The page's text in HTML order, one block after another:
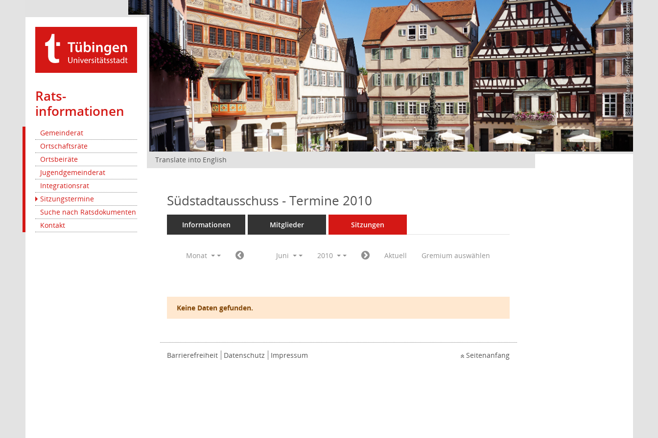
Rats­
informationen
Gemeinderat
Ortschaftsräte
Ortsbeiräte
Jugendgemeinderat
Integrationsrat
Sitzungstermine
Suche nach Ratsdokumenten
Kontakt
Bild: @Manuel Schönfeld – stock.adobe.com
Translate into English
Südstadtausschuss - Termine 2010
Informationen Mitglieder Sitzungen
Monat Juni 2010 Aktuell Gremium auswählen
Keine Daten gefunden.
Barrierefreiheit Datenschutz Impressum Seitenanfang